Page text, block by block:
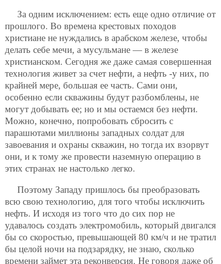
За одним исключением: есть еще одно отличие от
прошлого. Во времена крестовых походов
христиане не нуждались в арабском железе, чтобы
делать себе мечи, а мусульмане — в железе
христианском. Сегодня же даже самая совершенная
технология живет за счет нефти, а нефть -у них, по
крайней мере, большая ее часть. Сами они,
особенно если скважины будут разбомблены, не
могут добывать ее; но и мы остаемся без нефти.
Можно, конечно, попробовать сбросить с
парашютами миллионы западных солдат для
завоевания и охраны скважин, но тогда их взорвут
они, и к тому же провести наземную операцию в
этих странах не настолько легко.
Поэтому Западу пришлось бы преобразовать
всю свою технологию, для того чтобы исключить
нефть. И исходя из того что до сих пор не
удавалось создать электромобиль, который двигался
бы со скоростью, превышающей 80 км/ч и не тратил
бы целой ночи на подзарядку, не знаю, сколько
времени займет эта реконверсия. Не говоря даже об